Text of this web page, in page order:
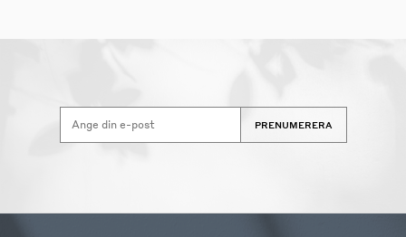
PRENUMERERA